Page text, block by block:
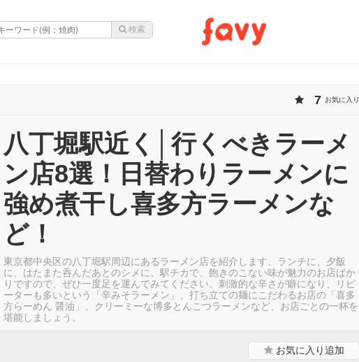
7 お気に入り
八丁堀駅近く│行くべきラーメ
ン店8選！日替わりラーメンに
強め煮干し喜多方ラーメンな
ど！
東京都中央区の八丁堀駅周辺にあるラーメン店を紹介します。ランチに、夕飯
に、はたまた呑んだあとのシメに。駅チカで、飽きのこない味が魅力のお店ばか
りですので、ぜひ一度足を運んでみてください。刺激的な辛さが癖になり、リピ
ーターも多いという「辛みそラーメン」、打ち立ての麺にこだわるお店の「喜多
方らーめん 醤油」、クリーミーな博多とんこつラーメンなど、お店ごとの一杯を
堪能しましょう。
お気に入り追加